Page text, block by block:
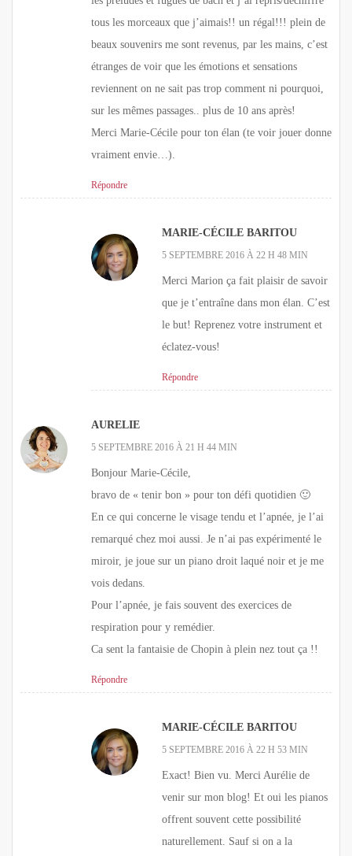
tous les morceaux que j’aimais!! un régal!!! plein de
beaux souvenirs me sont revenus, par les mains, c’est
étranges de voir que les émotions et sensations
reviennent on ne sait pas trop comment ni pourquoi,
sur les mêmes passages.. plus de 10 ans après!
Merci Marie-Cécile pour ton élan (te voir jouer donne
vraiment envie…).
Répondre
MARIE-CÉCILE BARITOU
5 SEPTEMBRE 2016 À 22 H 48 MIN
Merci Marion ça fait plaisir de savoir
que je t’entraîne dans mon élan. C’est
le but! Reprenez votre instrument et
éclatez-vous!
Répondre
AURELIE
5 SEPTEMBRE 2016 À 21 H 44 MIN
Bonjour Marie-Cécile,
bravo de « tenir bon » pour ton défi quotidien 🙂
En ce qui concerne le visage tendu et l’apnée, je l’ai
remarqué chez moi aussi. Je n’ai pas expérimenté le
miroir, je joue sur un piano droit laqué noir et je me
vois dedans.
Pour l’apnée, je fais souvent des exercices de
respiration pour y remédier.
Ca sent la fantaisie de Chopin à plein nez tout ça !!
Répondre
MARIE-CÉCILE BARITOU
5 SEPTEMBRE 2016 À 22 H 53 MIN
Exact! Bien vu. Merci Aurélie de
venir sur mon blog! Et oui les pianos
offrent souvent cette possibilité
naturellement. Sauf si on a la